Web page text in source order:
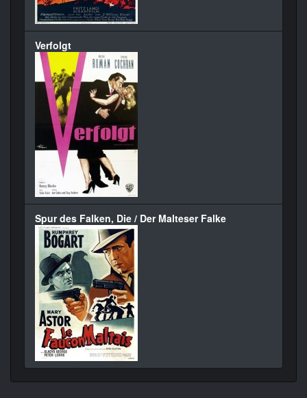
Verfolgt
Spur des Falken, Die / Der Malteser Falke